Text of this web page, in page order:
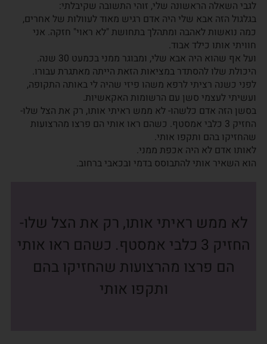
לגבי השאלה הראשונה שלי, זוהי התשובה שקיבלתי:
בגלגול הזה אבא שלי היה אדם רגיש מאוד לעוולות של אחרים,
כמה נואשות לאהבה ומתהלך בתחושת "לא ראוי" חזקה. אני
חוויתי אותו כילד אבוד.
ועל אף שהוא היה אבא שלי, ומבוגר ממני בכמעט 30 שנה.
היכולת שלו להסתדר במציאות הזאת הייתה מאתגרת עבורו.
לפני כשנה רציתי לרפא משהו פיזי שהיה לי באותה התקופה,
ועשיתי לעצמי סשן עם הרשומות האקאשיות.
בסשן הזה אדם כלשהו- לא ממש ראיתי אותו, רק את הצל שלו-
החזיק 3 כלבי אמסטף. כשהם ראו אותי הם פרצו מהרצועות
שהחזיקו בהם ותקפו אותי.
לאותו אדם לא היה אכפת ממני.
הוא השאיר אותי להתבוסס בדמי ובכאבי ברחוב.
לא ממש ראיתי אותו, רק את הצל שלו-
החזיק 3 כלבי אמסטף. כשהם ראו אותי
הם פרצו מהרצועות שהחזיקו בהם
ותקפו אותי